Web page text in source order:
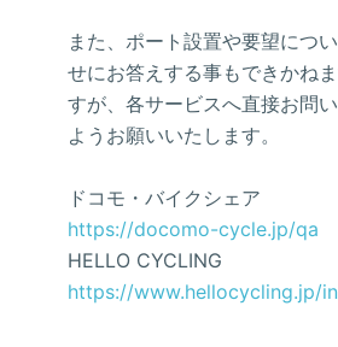
また、ポート設置や要望につ
せにお答えする事もできかね
すが、各サービスへ直接お問
ようお願いいたします。
ドコモ・バイクシェア
https://docomo-cycle.jp/qa
HELLO CYCLING
https://www.hellocycling.jp/